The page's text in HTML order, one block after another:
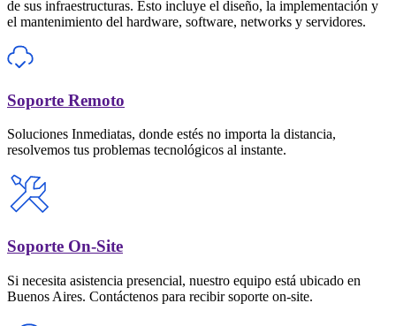
de sus infraestructuras. Esto incluye el diseño, la implementación y
el mantenimiento del hardware, software, networks y servidores.
Soporte Remoto
Soluciones Inmediatas, donde estés no importa la distancia,
resolvemos tus problemas tecnológicos al instante.
Soporte On-Site
Si necesita asistencia presencial, nuestro equipo está ubicado en
Buenos Aires. Contáctenos para recibir soporte on-site.